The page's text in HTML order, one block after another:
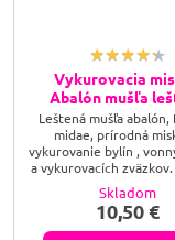
Vykurovacia
Abalón mušľa
Leštená mušľa abalón,
midae, prírodná
vykurovanie bylín ,
a vykurovacích
aj krásnou dekoráciou
sebe - do bytu,
záhrady a pod.
Skladom
10,50 €